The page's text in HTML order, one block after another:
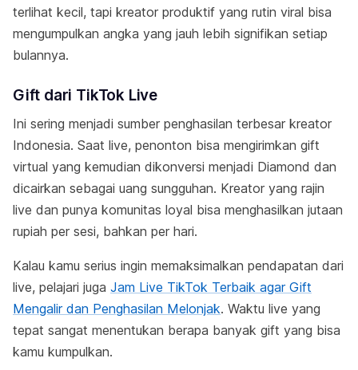
terlihat kecil, tapi kreator produktif yang rutin viral bisa
mengumpulkan angka yang jauh lebih signifikan setiap
bulannya.
Gift dari TikTok Live
Ini sering menjadi sumber penghasilan terbesar kreator
Indonesia. Saat live, penonton bisa mengirimkan gift
virtual yang kemudian dikonversi menjadi Diamond dan
dicairkan sebagai uang sungguhan. Kreator yang rajin
live dan punya komunitas loyal bisa menghasilkan jutaan
rupiah per sesi, bahkan per hari.
Kalau kamu serius ingin memaksimalkan pendapatan dari
live, pelajari juga Jam Live TikTok Terbaik agar Gift
Mengalir dan Penghasilan Melonjak. Waktu live yang
tepat sangat menentukan berapa banyak gift yang bisa
kamu kumpulkan.